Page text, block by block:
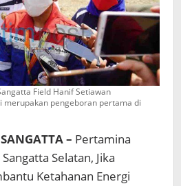
Field Hanif Setiawan
merupakan pengeboran pertama di
– Pertamina
Selatan, Jika
Ketahanan Energi